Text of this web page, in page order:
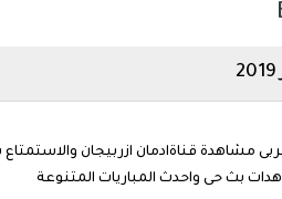
مشاهدة قناةادمان ازربيجان
بث حى واحدث المباريات المتنوعة